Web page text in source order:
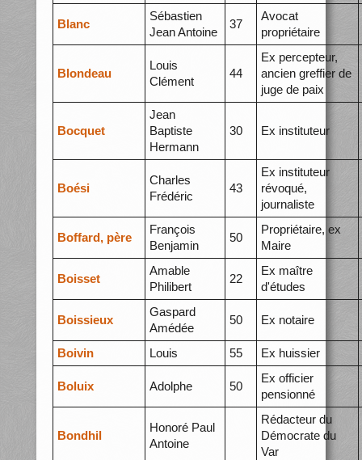
Blanc
Sébastien
Jean Antoine
37
Avocat
propriétaire
Blondeau
Louis
Clément
44
Ex percepteur,
ancien greffier de
juge de paix
Bocquet
Jean
Baptiste
Hermann
30 Ex instituteur
Boési
Charles
Frédéric
43
Ex instituteur
révoqué,
journaliste
Boffard, père
François
Benjamin
50
Propriétaire, ex
Maire
Boisset
Amable
Philibert
22
Ex maître
d'études
Boissieux
Gaspard
Amédée
50 Ex notaire
Boivin Louis 55 Ex huissier
Boluix Adolphe 50
Ex officier
pensionné
Bondhil
Honoré Paul
Antoine
Rédacteur du
Démocrate du
Var